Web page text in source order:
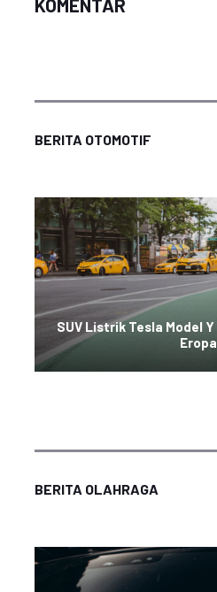
KOMENTAR
BERITA OTOMOTIF
SUV Listrik Tesla Model
Eropa
BERITA OLAHRAGA